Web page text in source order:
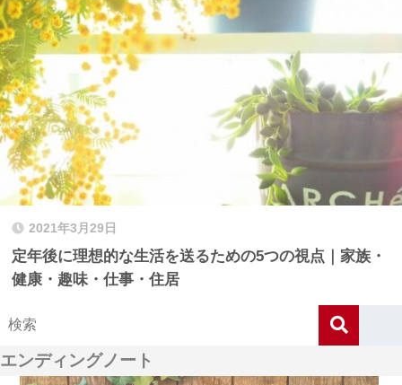
2021年3月29日
定年後に理想的な生活を送るための5つの視点｜家族・
健康・趣味・仕事・住居
エンディングノート